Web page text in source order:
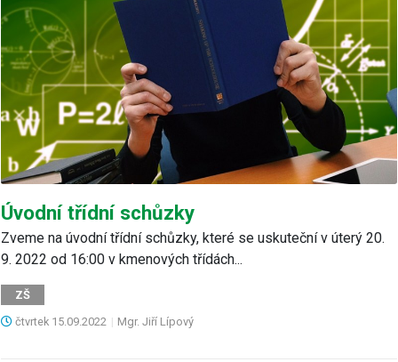
Úvodní třídní schůzky
Zveme na úvodní třídní schůzky, které se uskuteční v úterý 20.
9. 2022 od 16:00 v kmenových třídách...
ZŠ
čtvrtek 15.09.2022 | Mgr. Jiří Lípový